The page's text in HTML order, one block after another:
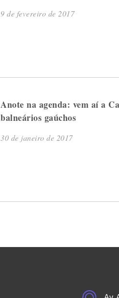
9 de fevereiro de 2017
Anote na agenda: vem aí a
balneários gaúchos
30 de janeiro de 2017